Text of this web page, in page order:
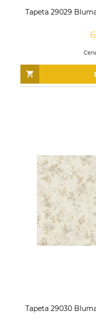
Tapeta 29029
Tapeta 29030